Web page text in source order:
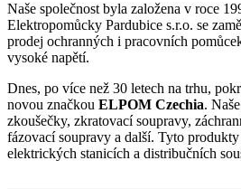
Naše společnost byla založena v roce
Elektropomůcky Pardubice s.r.o. se
prodej ochranných i pracovních
vysoké napětí.
Dnes, po více než 30 letech na trhu,
novou značkou ELPOM Czechia.
zkoušečky, zkratovací soupravy,
fázovací soupravy a další. Tyto
elektrických stanicích a distribučních